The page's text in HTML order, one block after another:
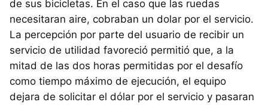
de sus bicicletas. En el caso que las ruedas
necesitaran aire, cobraban un dolar por el servicio.
La percepción por parte del usuario de recibir un
servicio de utilidad favoreció permitió que, a la
mitad de las dos horas permitidas por el desafío
como tiempo máximo de ejecución, el equipo
dejara de solicitar el dólar por el servicio y pasaran